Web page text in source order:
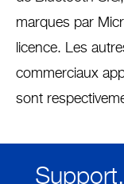
marques par
licence. Les
commerciaux
sont